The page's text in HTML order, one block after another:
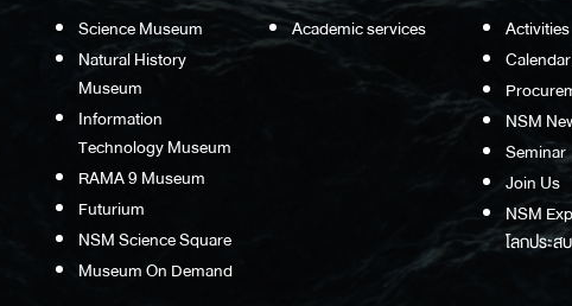
Science Museum
Natural History
Museum
Information
Technology Museum
RAMA 9 Museum
Futurium
NSM Science Square
Museum On Demand
Academic services
Activities
NSM
Seminar
Join Us
NSM
โลกประ